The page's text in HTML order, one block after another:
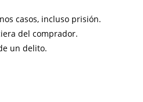
casos, incluso prisión.
del comprador.
un delito.